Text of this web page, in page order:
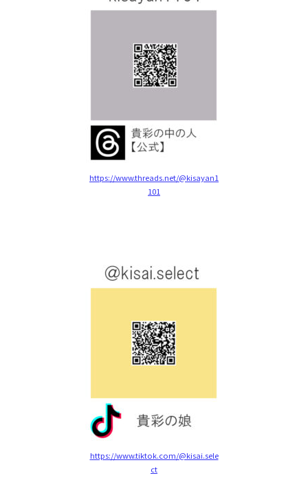
https://www.threads.net/@kisayan1
101
https://www.tiktok.com/@kisai.sele
ct